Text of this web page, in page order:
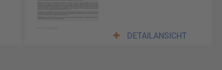
DETAILANSICHT